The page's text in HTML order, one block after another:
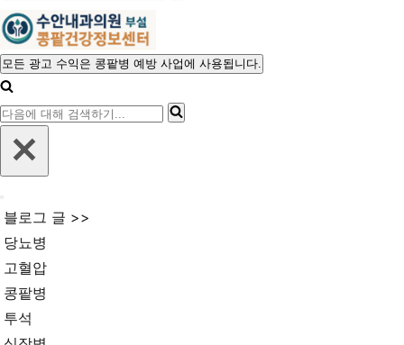
음
에
대
해
검
색
모든 광고 수익은 콩팥병 예방 사업에 사용됩니다.
다
해
검
색
하
기...
비
게
이
션
메
뉴
블로그 글 >>
당뇨병
고혈압
콩팥병
투석